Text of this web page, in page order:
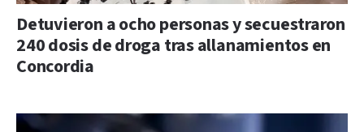
Detuvieron a ocho personas y secuestraron
240 dosis de droga tras allanamientos en
Concordia